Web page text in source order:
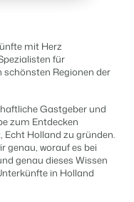
-tools.
transparent.
kennen.
mit Herz
für
schönsten Regionen der
Gastgeber und
zum Entdecken
Holland zu gründen.
genau, worauf es bei
genau dieses Wissen
in Holland